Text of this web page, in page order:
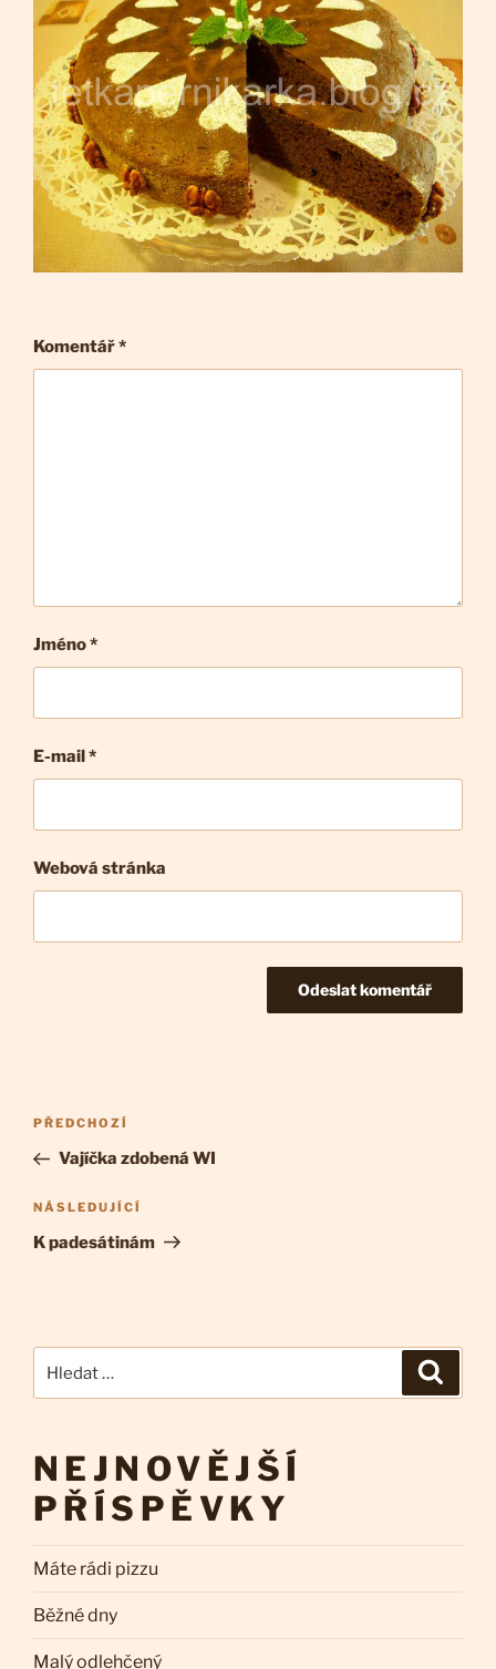
Komentář*
Jméno *
E-mail*
Webová stránka
Navigace
pro
příspěvek
Předchozí
příspěvek
PŘEDCHOZÍ
Vajíčka zdobená WI
Následující
příspěvek
NÁSLEDUJÍCÍ
K padesátinám
NEJNOVĚJŠÍ
PŘÍSPĚVKY
Máte rádi pizzu
Běžné dny
Malý odlehčený